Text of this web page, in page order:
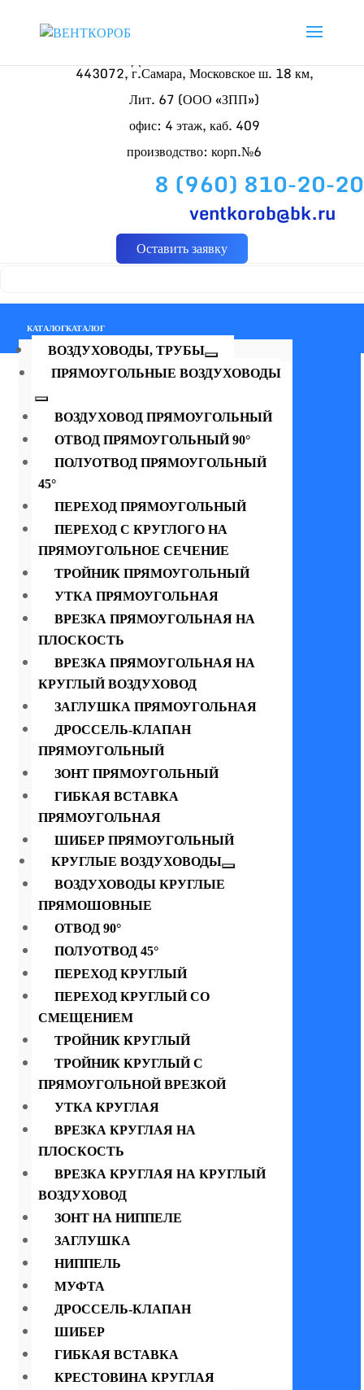
Доставляем по России
443072, г.Самара, Московское ш. 18 км,
Лит. 67 (ООО «ЗПП»)
офис: 4 этаж, каб. 409
производство: корп.№6
8 (960) 810-20-20
ventkorob@bk.ru
Оставить заявку
КАТАЛОГКАТАЛОГ
ВОЗДУХОВОДЫ, ТРУБЫ
ПРЯМОУГОЛЬНЫЕ ВОЗДУХОВОДЫ
ВОЗДУХОВОД ПРЯМОУГОЛЬНЫЙ
ОТВОД ПРЯМОУГОЛЬНЫЙ 90°
ПОЛУОТВОД ПРЯМОУГОЛЬНЫЙ
45°
ПЕРЕХОД ПРЯМОУГОЛЬНЫЙ
ПЕРЕХОД С КРУГЛОГО НА
ПРЯМОУГОЛЬНОЕ СЕЧЕНИЕ
ТРОЙНИК ПРЯМОУГОЛЬНЫЙ
УТКА ПРЯМОУГОЛЬНАЯ
ВРЕЗКА ПРЯМОУГОЛЬНАЯ НА
ПЛОСКОСТЬ
ВРЕЗКА ПРЯМОУГОЛЬНАЯ НА
КРУГЛЫЙ ВОЗДУХОВОД
ЗАГЛУШКА ПРЯМОУГОЛЬНАЯ
ДРОССЕЛЬ-КЛАПАН
ПРЯМОУГОЛЬНЫЙ
ЗОНТ ПРЯМОУГОЛЬНЫЙ
ГИБКАЯ ВСТАВКА
ПРЯМОУГОЛЬНАЯ
ШИБЕР ПРЯМОУГОЛЬНЫЙ
КРУГЛЫЕ ВОЗДУХОВОДЫ
ВОЗДУХОВОДЫ КРУГЛЫЕ
ПРЯМОШОВНЫЕ
ОТВОД 90°
ПОЛУОТВОД 45°
ПЕРЕХОД КРУГЛЫЙ
ПЕРЕХОД КРУГЛЫЙ СО
СМЕЩЕНИЕМ
ТРОЙНИК КРУГЛЫЙ
ТРОЙНИК КРУГЛЫЙ С
ПРЯМОУГОЛЬНОЙ ВРЕЗКОЙ
УТКА КРУГЛАЯ
ВРЕЗКА КРУГЛАЯ НА
ПЛОСКОСТЬ
ВРЕЗКА КРУГЛАЯ НА КРУГЛЫЙ
ВОЗДУХОВОД
ЗОНТ НА НИППЕЛЕ
ЗАГЛУШКА
НИППЕЛЬ
МУФТА
ДРОССЕЛЬ-КЛАПАН
ШИБЕР
ГИБКАЯ ВСТАВКА
КРЕСТОВИНА КРУГЛАЯ